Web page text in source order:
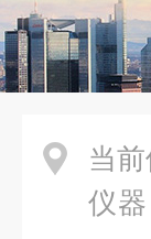
当前
仪器